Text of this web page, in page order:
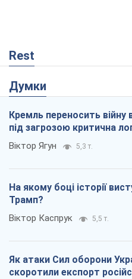
Rest
Думки
Кремль переносить війну
під загрозою критична
Віктор Ягун 5,3 т.
На якому боці історії
Трамп?
Віктор Каспрук 5,5 т.
Як атаки Сил оборони
скоротили експорт